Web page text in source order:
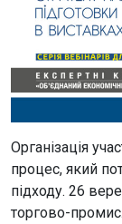
Організація
процес, який
підходу. 26
торгово-